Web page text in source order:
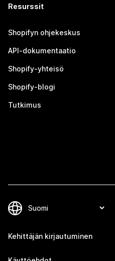
Resurssit
Shopifyn ohjekeskus
API-dokumentaatio
Shopify-yhteisö
Shopify-blogi
Tutkimus
Kehittäjän kirjautuminen